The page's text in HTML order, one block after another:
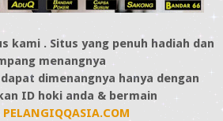
kami . Situs yang penuh hadiah dan
menangnya
dimenangnya hanya dengan
ID hoki anda & bermain
PELANGIQQASIA.COM